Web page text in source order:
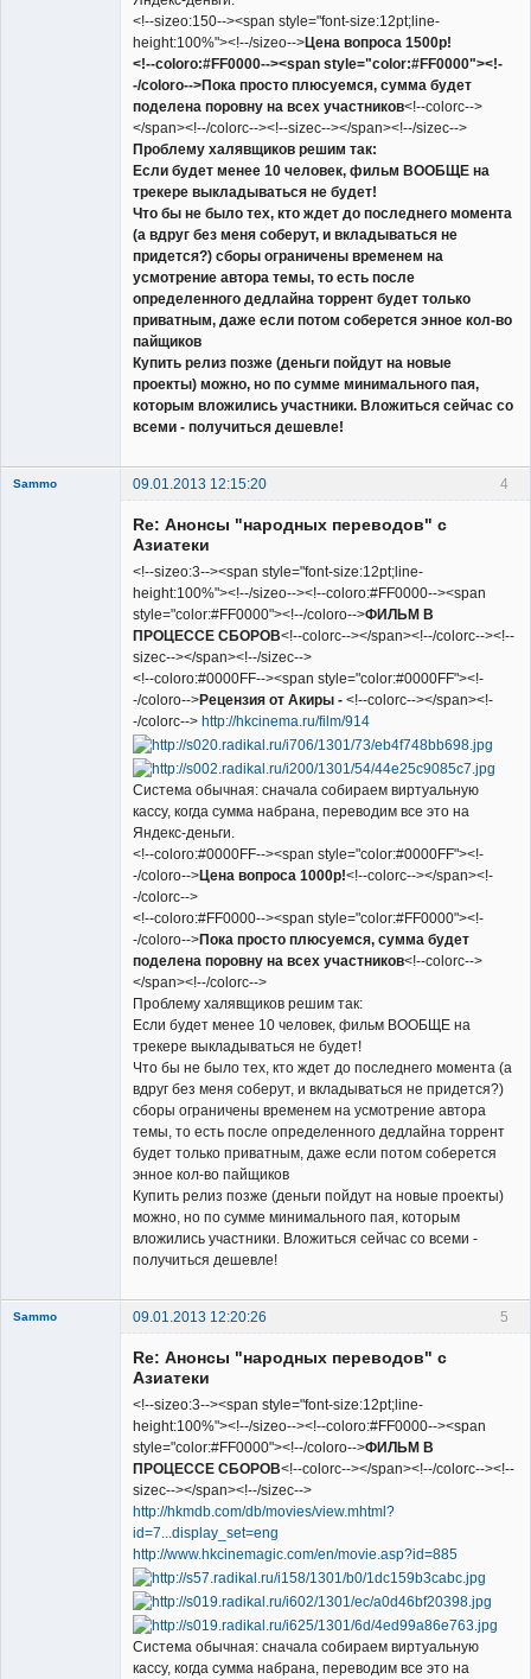
<!--sizeo:150--><span style="font-size:12pt;line-
height:100%"><!--/sizeo-->Цена вопроса 1500р!
<!--coloro:#FF0000--><span style="color:#FF0000"><!-
-/coloro-->Пока просто плюсуемся, сумма будет
поделена поровну на всех участников<!--colorc-->
</span><!--/colorc--><!--sizec--></span><!--/sizec-->
Проблему халявщиков решим так:
Если будет менее 10 человек, фильм ВООБЩЕ на
трекере выкладываться не будет!
Что бы не было тех, кто ждет до последнего момента
(а вдруг без меня соберут, и вкладываться не
придется?) сборы ограничены временем на
усмотрение автора темы, то есть после
определенного дедлайна торрент будет только
приватным, даже если потом соберется энное кол-во
пайщиков
Купить релиз позже (деньги пойдут на новые
проекты) можно, но по сумме минимального пая,
которым вложились участники. Вложиться сейчас со
всеми - получиться дешевле!
4
Sammo
09.01.2013 12:15:20
Re: Анонсы "народных переводов" с
Азиатеки
<!--sizeo:3--><span style="font-size:12pt;line-
height:100%"><!--/sizeo--><!--coloro:#FF0000--><span
style="color:#FF0000"><!--/coloro-->ФИЛЬМ В
ПРОЦЕССЕ СБОРОВ<!--colorc--></span><!--/colorc--><!--
sizec--></span><!--/sizec-->
<!--coloro:#0000FF--><span style="color:#0000FF"><!-
-/coloro-->Рецензия от Акиры - <!--colorc--></span><!-
-/colorc--> http://hkcinema.ru/film/914
Система обычная: сначала собираем виртуальную
кассу, когда сумма набрана, переводим все это на
Яндекс-деньги.
<!--coloro:#0000FF--><span style="color:#0000FF"><!-
-/coloro-->Цена вопроса 1000р!<!--colorc--></span><!-
-/colorc-->
<!--coloro:#FF0000--><span style="color:#FF0000"><!-
-/coloro-->Пока просто плюсуемся, сумма будет
поделена поровну на всех участников<!--colorc-->
</span><!--/colorc-->
Проблему халявщиков решим так:
Если будет менее 10 человек, фильм ВООБЩЕ на
трекере выкладываться не будет!
Что бы не было тех, кто ждет до последнего момента (а
вдруг без меня соберут, и вкладываться не придется?)
сборы ограничены временем на усмотрение автора
темы, то есть после определенного дедлайна торрент
будет только приватным, даже если потом соберется
энное кол-во пайщиков
Купить релиз позже (деньги пойдут на новые проекты)
можно, но по сумме минимального пая, которым
вложились участники. Вложиться сейчас со всеми -
получиться дешевле!
5
Sammo
09.01.2013 12:20:26
Re: Анонсы "народных переводов" с
Азиатеки
<!--sizeo:3--><span style="font-size:12pt;line-
height:100%"><!--/sizeo--><!--coloro:#FF0000--><span
style="color:#FF0000"><!--/coloro-->ФИЛЬМ В
ПРОЦЕССЕ СБОРОВ<!--colorc--></span><!--/colorc--><!--
sizec--></span><!--/sizec-->
http://hkmdb.com/db/movies/view.mhtml?
id=7...display_set=eng
http://www.hkcinemagic.com/en/movie.asp?id=885
Система обычная: сначала собираем виртуальную
кассу, когда сумма набрана, переводим все это на